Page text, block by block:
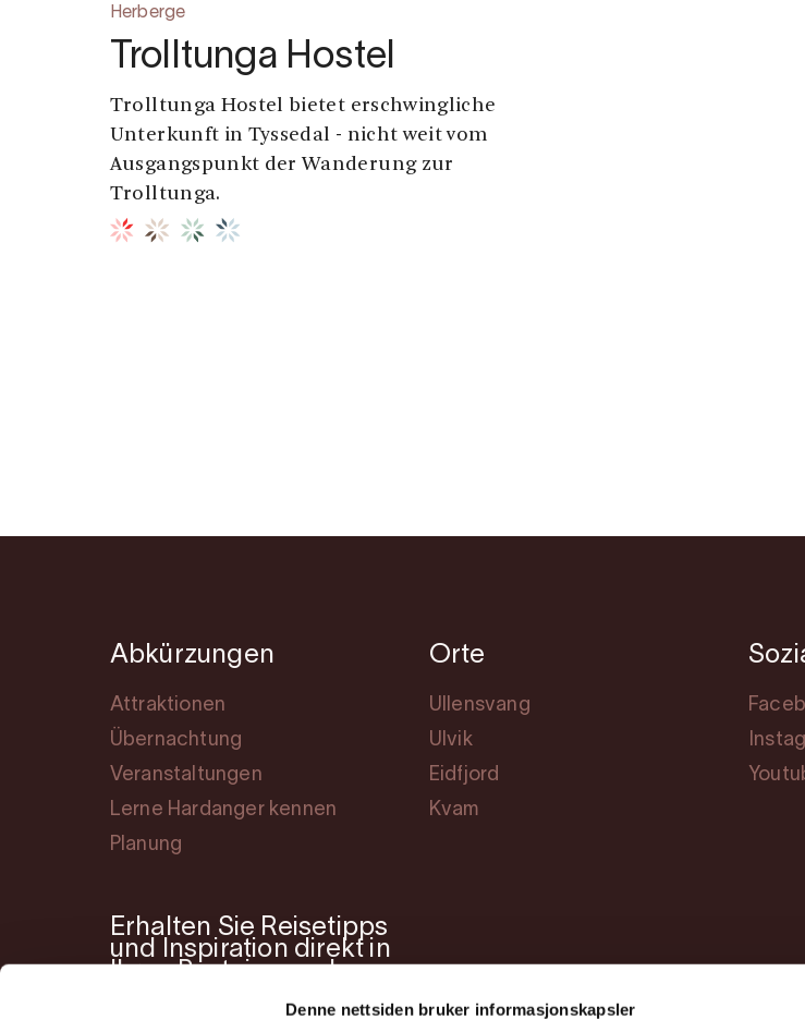
Denne nettsiden bruker informasjonskapsler
Herberge
Trolltunga Hostel
Trolltunga Hostel bietet erschwingliche
Unterkunft in Tyssedal - nicht weit vom
Ausgangspunkt der Wanderung zur
Trolltunga.
Abkürzungen
Attraktionen
Übernachtung
Veranstaltungen
Lerne Hardanger kennen
Planung
Orte
Ullensvang
Ulvik
Eidfjord
Kvam
Erhalten Sie Reisetipps
und Inspiration direkt in
Ihren Posteingang!